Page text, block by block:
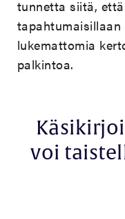
tunnetta siitä,
lukemattomia
palkintoa.
voi